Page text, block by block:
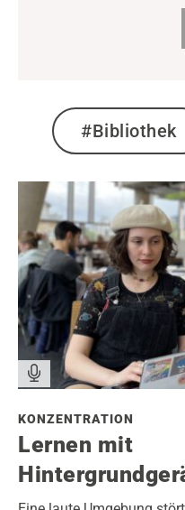
#Bibliothek
KONZENTRATION
Lernen mit